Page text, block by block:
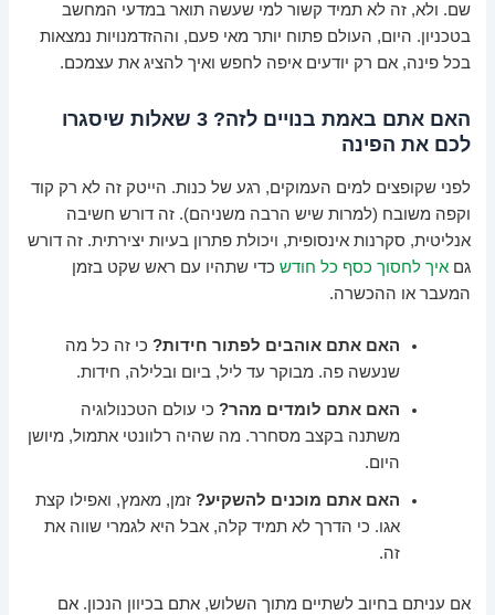
שם. ולא, זה לא תמיד קשור למי שעשה תואר במדעי המחשב
בטכניון. היום, העולם פתוח יותר מאי פעם, וההזדמנויות נמצאות
בכל פינה, אם רק יודעים איפה לחפש ואיך להציג את עצמכם.
האם אתם באמת בנויים לזה? 3 שאלות שיסגרו
לכם את הפינה
לפני שקופצים למים העמוקים, רגע של כנות. הייטק זה לא רק קוד
וקפה משובח (למרות שיש הרבה משניהם). זה דורש חשיבה
אנליטית, סקרנות אינסופית, ויכולת פתרון בעיות יצירתית. זה דורש
גםאיך לחסוך כסף כל חודש כדי שתהיו עם ראש שקט בזמן
המעבר או ההכשרה.
האם אתם אוהבים לפתור חידות? כי זה כל מה
שנעשה פה. מבוקר עד ליל, ביום ובלילה, חידות.
האם אתם לומדים מהר? כי עולם הטכנולוגיה
משתנה בקצב מסחרר. מה שהיה רלוונטי אתמול, מיושן
היום.
האם אתם מוכנים להשקיע? זמן, מאמץ, ואפילו קצת
אגו. כי הדרך לא תמיד קלה, אבל היא לגמרי שווה את
זה.
אם עניתם בחיוב לשתיים מתוך השלוש, אתם בכיוון הנכון. אם